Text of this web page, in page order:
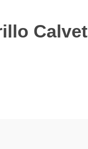
Calvet